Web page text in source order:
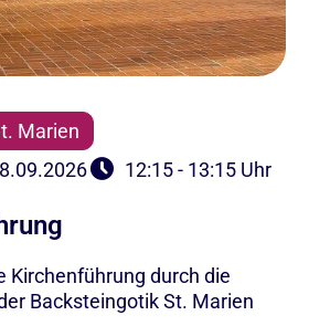
Marien
12:15 - 13:15 Uhr
Kirchenführung durch die
Backsteingotik St. Marien